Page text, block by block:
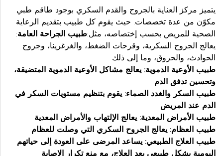
يتميز مركز العناية بالجروح والقدم السكري بوجود طاقم طبي
مكوّن من عدة تخصصات. حيث يقوم كل طبيب بتقديم الرعاية
الصحية للمريض بحسب إختصاصه، مثل:طبيب الجراحة العامة:
يعالج الجروح السكرية، وقرحات الضغط، والغرغرينا، وجروح
الحوادث، والحروق، وما إلى ذلك
طبيب الأوعية الدموية: يعالج مشاكل الأوعية الدموية المتضيقة،
وتحسين تدفق الدم
طبيب السكر والغدد الصماء: يقوم بتنظيم مستويات السكر في
الدم عند المريض
طبيب الأمراض المعدية: يعالج الإلتهاب والأمراض المعدية
طبيب العظام: يعالج الجروح السكري التي وصلت للعظام
طبيب العلاج الطبيعي: يساعد المرضى على العودة إلى حياتهم
اليومية بشكل طبيعي بعد العلاج، مع منع تكرار الإصابة